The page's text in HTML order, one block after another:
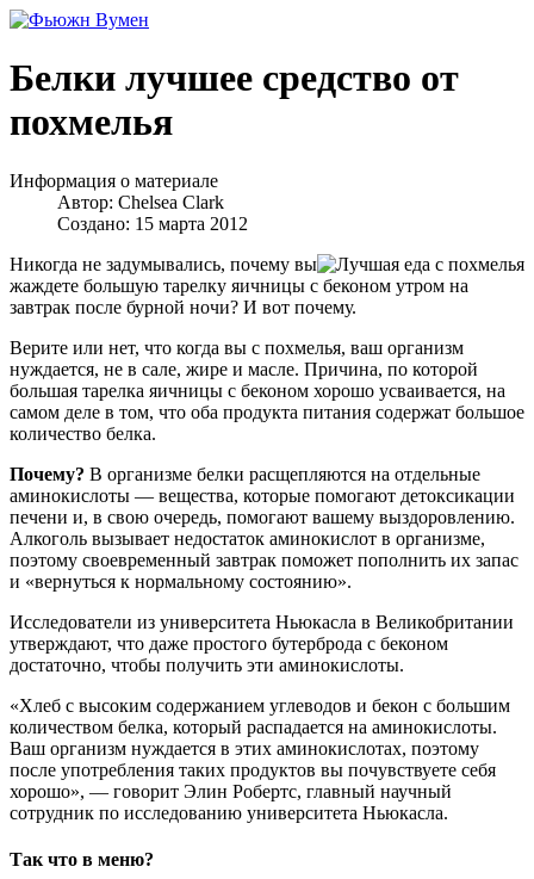
Белки лучшее средство от
похмелья
Информация о материале
Автор: Chelsea Clark
Создано: 15 марта 2012
Никогда не задумывались, почему вы
жаждете большую тарелку яичницы с беконом утром на
завтрак после бурной ночи? И вот почему.
Верите или нет, что когда вы с похмелья, ваш организм
нуждается, не в сале, жире и масле. Причина, по которой
большая тарелка яичницы с беконом хорошо усваивается, на
самом деле в том, что оба продукта питания содержат большое
количество белка.
Почему? В организме белки расщепляются на отдельные
аминокислоты — вещества, которые помогают детоксикации
печени и, в свою очередь, помогают вашему выздоровлению.
Алкоголь вызывает недостаток аминокислот в организме,
поэтому своевременный завтрак поможет пополнить их запас
и «вернуться к нормальному состоянию».
Исследователи из университета Ньюкасла в Великобритании
утверждают, что даже простого бутерброда с беконом
достаточно, чтобы получить эти аминокислоты.
«Хлеб с высоким содержанием углеводов и бекон с большим
количеством белка, который распадается на аминокислоты.
Ваш организм нуждается в этих аминокислотах, поэтому
после употребления таких продуктов вы почувствуете себя
хорошо», — говорит Элин Робертс, главный научный
сотрудник по исследованию университета Ньюкасла.
Так что в меню?